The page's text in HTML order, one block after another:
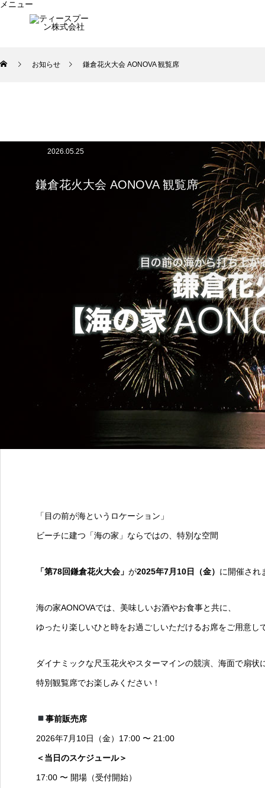
メニュー
HOME COMMUNICATION SPACE
お知らせ 鎌倉花火大会 AONOVA 観覧席
2026.05.25
鎌倉花火大会 AONOVA 観覧席
「目の前が海というロケーション」
ビーチに建つ「海の家」ならではの、特別な空間
「第78回鎌倉花火大会」 が2025年7月10日（金） に開催され
海の家AONOVAでは、美味しいお酒やお食事と共に、
ゆったり楽しいひと時をお過ごしいただけるお席をご用意し
ダイナミックな尺玉花火やスターマインの競演、海面で扇
特別観覧席でお楽しみください！
事前販売席
2026年7月10日（金）17:00 〜 21:00
＜当日のスケジュール＞
17:00 〜 開場（受付開始）